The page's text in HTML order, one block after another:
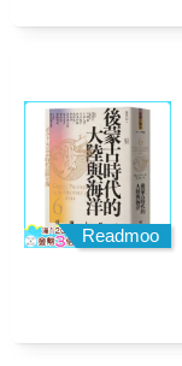
Readmoo